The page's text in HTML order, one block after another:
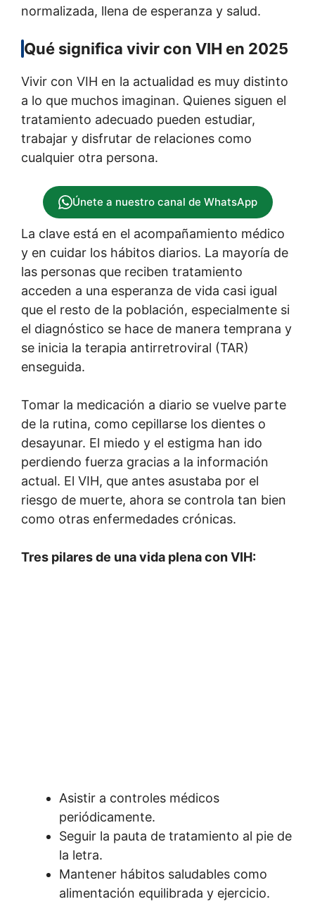
normalizada, llena de esperanza y salud.
Qué significa vivir con VIH en 2025
Vivir con VIH en la actualidad es muy distinto
a lo que muchos imaginan. Quienes siguen el
tratamiento adecuado pueden estudiar,
trabajar y disfrutar de relaciones como
cualquier otra persona.
Únete a nuestro canal de WhatsApp
La clave está en el acompañamiento médico
y en cuidar los hábitos diarios. La mayoría de
las personas que reciben tratamiento
acceden a una esperanza de vida casi igual
que el resto de la población, especialmente si
el diagnóstico se hace de manera temprana y
se inicia la terapia antirretroviral (TAR)
enseguida.
Tomar la medicación a diario se vuelve parte
de la rutina, como cepillarse los dientes o
desayunar. El miedo y el estigma han ido
perdiendo fuerza gracias a la información
actual. El VIH, que antes asustaba por el
riesgo de muerte, ahora se controla tan bien
como otras enfermedades crónicas.
Tres pilares de una vida plena con VIH:
Asistir a controles médicos
periódicamente.
Seguir la pauta de tratamiento al pie de
la letra.
Mantener hábitos saludables como
alimentación equilibrada y ejercicio.